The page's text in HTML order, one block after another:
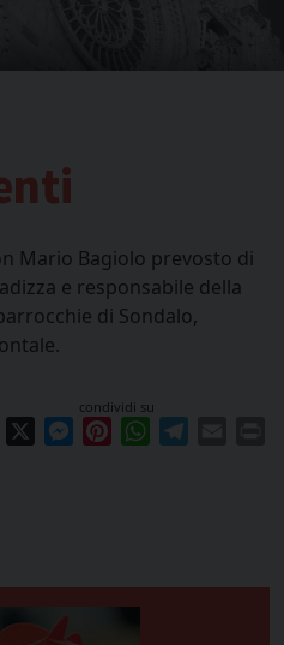
Mario Bagiolo prevosto di
e responsabile della
di Sondalo,
condividi su
Facebook Messenger
PinterestWhatsApp